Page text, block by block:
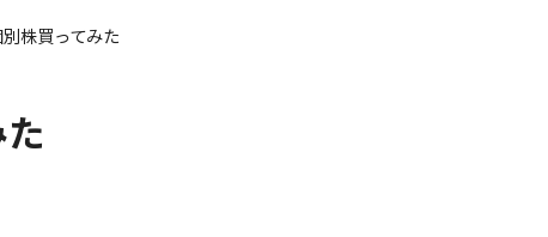
株買ってみた